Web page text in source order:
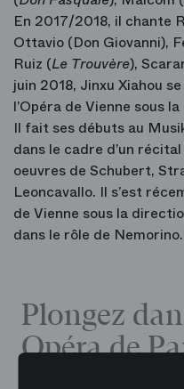
En 2017/2018, il chante
Ottavio (Don Giovanni),
Ruiz (Le Trouvère),
juin 2018, Jinxu Xiahou
l’Opéra de Vienne sous
Il fait ses débuts au
dans le cadre d’un
oeuvres de Schubert,
Leoncavallo. Il s’est
de Vienne sous la
dans le rôle de Nemorino.
Plongez
Opéra de